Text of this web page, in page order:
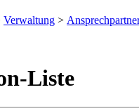
Verwaltung >
Liste